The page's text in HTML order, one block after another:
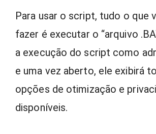
Para usar o script, tudo o que
fazer é executar o “arquivo
a execução do script como
e uma vez aberto, ele exibirá
opções de otimização e
disponíveis.